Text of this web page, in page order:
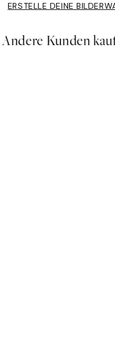
ERSTELLE DEINE
Andere Kunden